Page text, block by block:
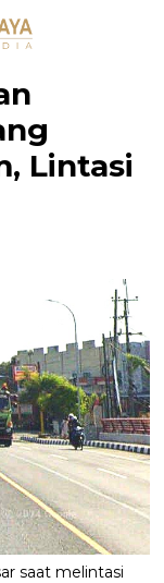
Lintasi
saat melintasi